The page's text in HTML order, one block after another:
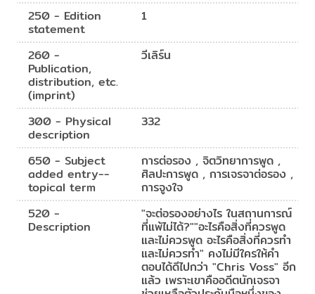
250 - Edition
statement
1
260 -
Publication,
distribution, etc.
(imprint)
วีเลิร์น
300 - Physical
description
332
650 - Subject
added entry--
topical term
การต่อรอง , จิตวิทยาการพูด ,
ศิลปะการพูด , การเจรจาต่อรอง ,
การจูงใจ
520 -
Description
"จะต่อรองอย่างไร ในสถานการณ์
ที่แพ้ไม่ได้?""อะไรคือสิ่งที่ควรพูด
และไม่ควรพูด อะไรคือสิ่งที่ควรทำ
และไม่ควรทำ" คงไม่มีใครให้คำ
ตอบได้ดีไปกว่า "Chris Voss" อีก
แล้ว เพราะเขาคืออดีตนักเจรจา